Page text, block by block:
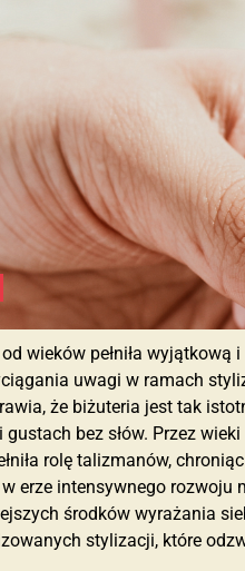
wieków pełniła
uwagi w ramach
że biżuteria jest tak
gustach bez słów. Przez
rolę talizmanów,
erze intensywnego
środków wyrażania
stylizacji, które